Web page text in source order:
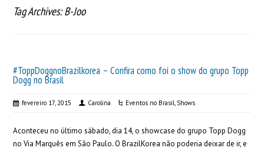
Tag Archives: B-Joo
#ToppDoggnoBrazilkorea – Confira como foi o show do grupo Topp
Dogg no Brasil
fevereiro 17, 2015 Carolina Eventos no Brasil, Shows
Aconteceu no último sábado, dia 14, o showcase do grupo Topp Dogg
no Via Marquês em São Paulo. O BrazilKorea não poderia deixar de ir, e